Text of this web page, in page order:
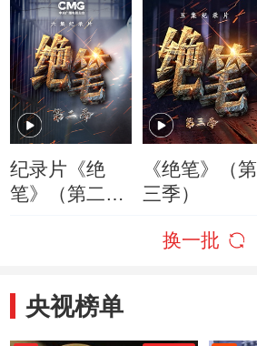
纪录片《绝
笔》（第二
《绝笔》（第
三季）
换一批
央视榜单